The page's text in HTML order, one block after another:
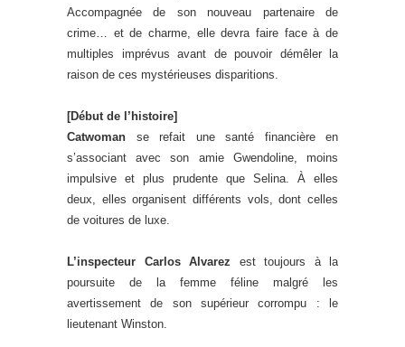
Accompagnée de son nouveau partenaire de
crime… et de charme, elle devra faire face à de
multiples imprévus avant de pouvoir démêler la
raison de ces mystérieuses disparitions.
[Début de l’histoire]
Catwoman se refait une santé financière en
s’associant avec son amie Gwendoline, moins
impulsive et plus prudente que Selina. À elles
deux, elles organisent différents vols, dont celles
de voitures de luxe.
L’inspecteur Carlos Alvarez est toujours à la
poursuite de la femme féline malgré les
avertissement de son supérieur corrompu : le
lieutenant Winston.